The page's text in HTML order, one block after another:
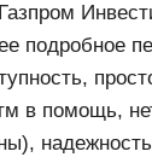
подробное
в помощь,